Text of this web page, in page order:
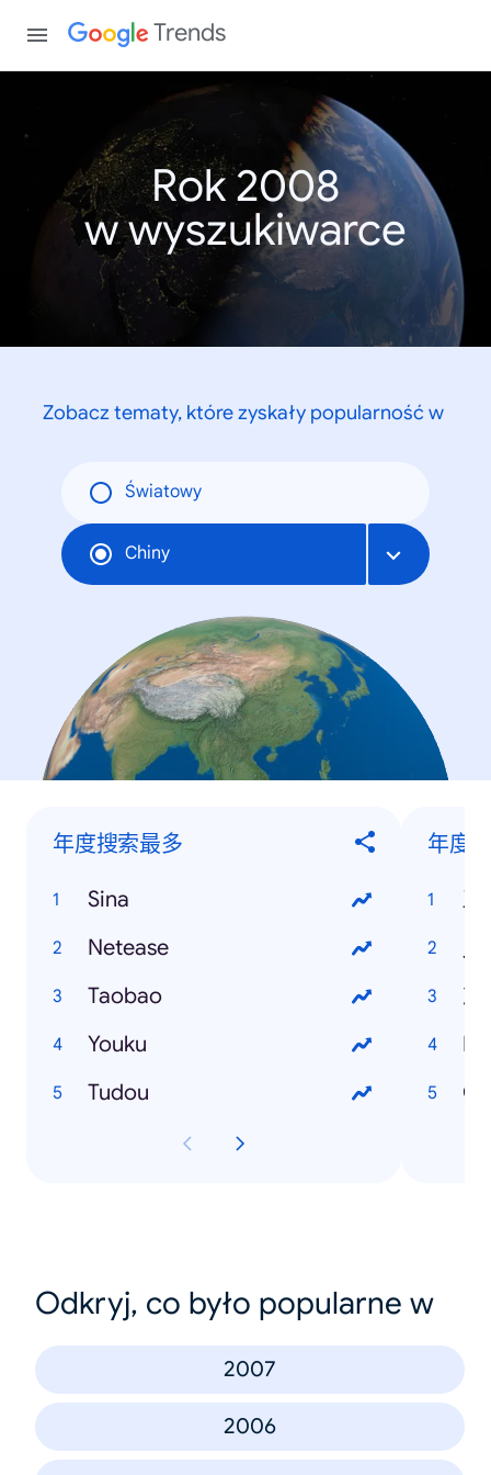
Trends
Rok 2008
w wyszukiwarce
Zobacz tematy, które zyskały popularność w
Światowy
Chiny
年度搜索最多
Sina
Netease
Taobao
Youku
Tudou
年度
三
次
Odkryj, co było popularne w
2007
2006